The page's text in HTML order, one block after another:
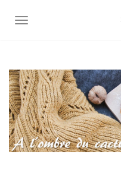
TOGGLE NAVIGATION